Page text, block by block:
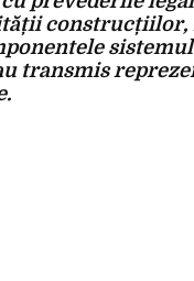
construcțiilor,
transmis